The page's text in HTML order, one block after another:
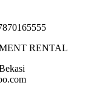
RENTAL